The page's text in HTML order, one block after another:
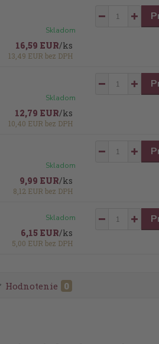
16,59 EUR/ks
13,49 EURbez DPH
Skladom
12,79 EUR/ks
10,40 EURbez DPH
Skladom
9,99 EUR/ks
8,12 EURbez DPH
Skladom
6,15 EUR/ks
5,00 EURbez DPH
Skladom
Hodnotenie 0